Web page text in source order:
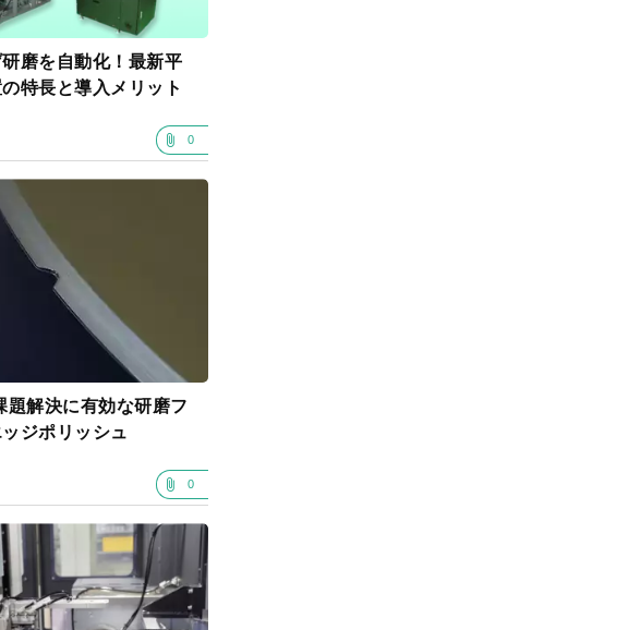
磨を自動化！最新平
特長と導入メリット
0
解決に有効な研磨フ
ジポリッシュ
0